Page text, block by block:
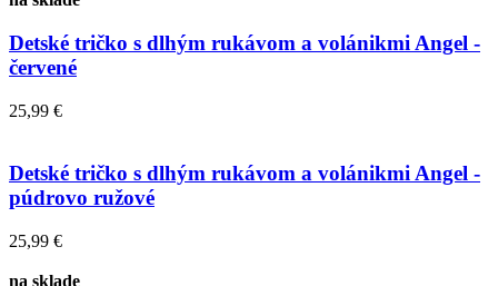
Detské tričko s dlhým rukávom a volánikmi Angel -
červené
25,99 €
Detské tričko s dlhým rukávom a volánikmi Angel -
púdrovo ružové
25,99 €
na sklade